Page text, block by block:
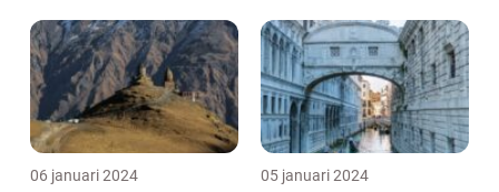
06 januari 2024 05 januari 2024